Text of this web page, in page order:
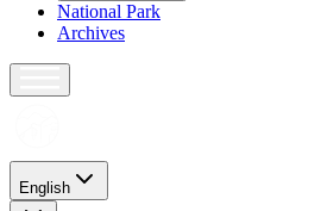
National Park
Archives
English